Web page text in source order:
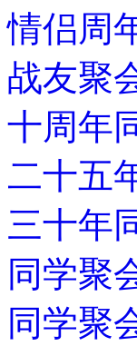
情侣周
战友聚
十周年
二十五
三十年
同学聚
同学聚